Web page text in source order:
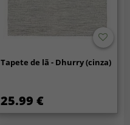
Tapete de lã - Dhurry (cinza)
25.99 €